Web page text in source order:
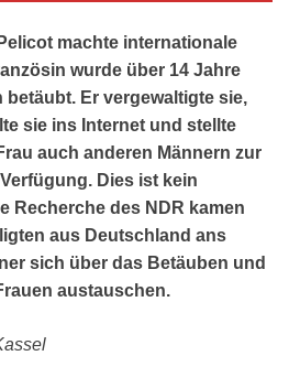
machte internationale
wurde über 14 Jahre
betäubt. Er vergewaltigte sie,
sie ins Internet und stellte
auch anderen Männern zur
Dies ist kein
Recherche des NDR kamen
aus Deutschland ans
sich über das Betäuben und
austauschen.